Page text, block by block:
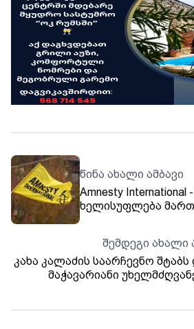
წინა ახალი ამბავი
Amnesty
ხელისუფლება
დასასჯელად და
ჩასახშობად
უსამართლო
შემდეგი ახალი
კახა კალაძის საარჩევნო
მაჭავარიანი